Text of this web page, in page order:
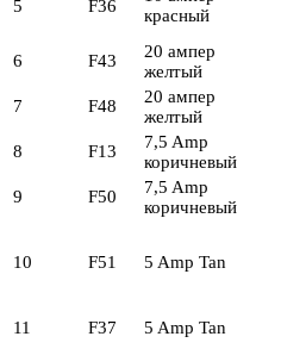
5 F36
красный
6
F43
20 ампер
желтый
7 F48
20 ампер
желтый
8
F13
7,5 Amp
коричневый
9
F50
7,5 Amp
коричневый
10 F51 5 Amp Tan
11
F37 5 Amp Tan